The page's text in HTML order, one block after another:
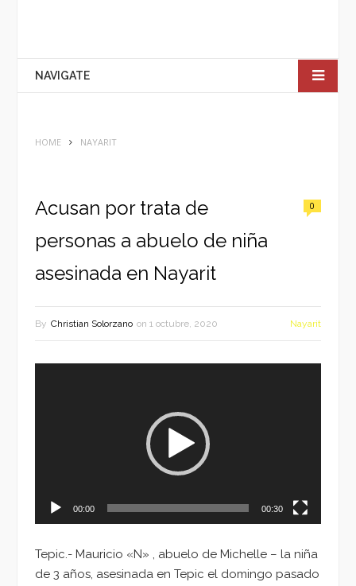
NAVIGATE
HOME NAYARIT
Acusan por trata de
personas a abuelo de niña
asesinada en Nayarit
0
By Christian Solorzano on 1 octubre, 2020 Nayarit
00:00 00:30
Tepic.- Mauricio «N» , abuelo de Michelle – la niña
de 3 años, asesinada en Tepic el domingo pasado